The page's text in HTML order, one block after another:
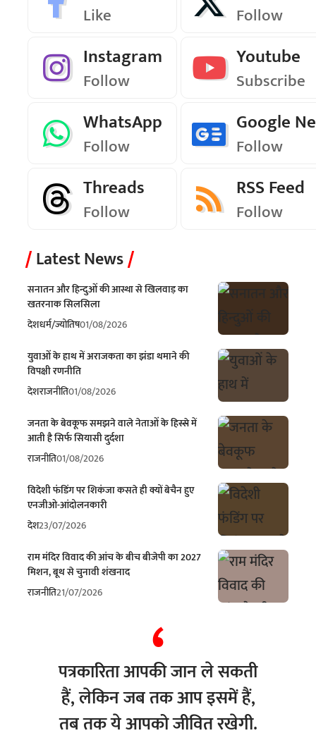
Like Follow
Instagram
Follow
Youtube
Subscribe
WhatsApp
Follow
Google
Follow
Threads
Follow
RSS Feed
Follow
Latest News
सनातन और हिन्दुओं की आस्था से खिलवाड़ का
खतरनाक सिलसिला
देशधर्म/ज्योतिष01/08/2026
युवाओं के हाथ में अराजकता का झंडा थमाने की
विपक्षी रणनीति
देशराजनीति01/08/2026
जनता के बेवकूफ समझने वाले नेताओं के हिस्से में
आती है सिर्फ सियासी दुर्दशा
राजनीति01/08/2026
विदेशी फंडिंग पर शिकंजा कसते ही क्यों बेचैन हुए
एनजीओ-आंदोलनकारी
देश23/07/2026
राम मंदिर विवाद की आंच के बीच बीजेपी का 2027
मिशन, बूथ से चुनावी शंखनाद
राजनीति21/07/2026
पत्रकारिता आपकी जान ले सकती
हैं, लेकिन जब तक आप इसमें हैं,
तब तक ये आपको जीवित रखेगी.